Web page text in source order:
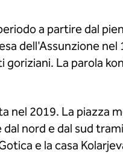
a partire dal
dell'Assunzione nel
La parola
nel 2019. La piazza
nord e dal sud
e la casa